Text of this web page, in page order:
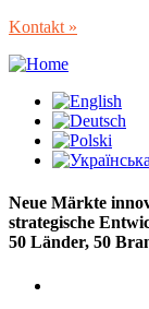
Kontakt »
Neue Märkte
strategische
50 Länder, 50